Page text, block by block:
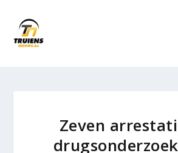
Zeven